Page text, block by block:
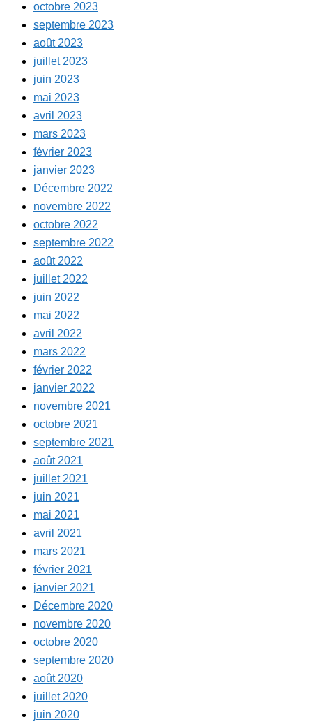
octobre 2023
septembre 2023
août 2023
juillet 2023
juin 2023
mai 2023
avril 2023
mars 2023
février 2023
janvier 2023
Décembre 2022
novembre 2022
octobre 2022
septembre 2022
août 2022
juillet 2022
juin 2022
mai 2022
avril 2022
mars 2022
février 2022
janvier 2022
novembre 2021
octobre 2021
septembre 2021
août 2021
juillet 2021
juin 2021
mai 2021
avril 2021
mars 2021
février 2021
janvier 2021
Décembre 2020
novembre 2020
octobre 2020
septembre 2020
août 2020
juillet 2020
juin 2020